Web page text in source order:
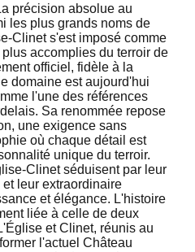
précision absolue au
les plus grands noms de
Clinet s'est imposé comme
accomplies du terroir de
officiel, fidèle à la
domaine est aujourd'hui
l'une des références
Sa renommée repose
une exigence sans
où chaque détail est
unique du terroir.
Clinet séduisent par leur
leur extraordinaire
et élégance. L'histoire
liée à celle de deux
et Clinet, réunis au
l'actuel Château